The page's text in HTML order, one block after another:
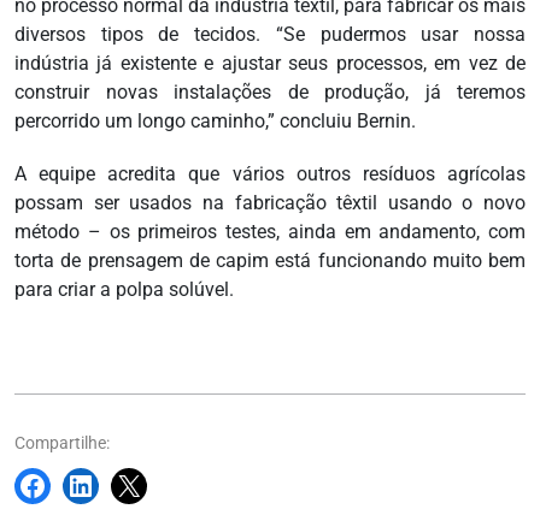
no processo normal da indústria têxtil, para fabricar os mais
diversos tipos de tecidos. “Se pudermos usar nossa
indústria já existente e ajustar seus processos, em vez de
construir novas instalações de produção, já teremos
percorrido um longo caminho,” concluiu Bernin.
A equipe acredita que vários outros resíduos agrícolas
possam ser usados na fabricação têxtil usando o novo
método – os primeiros testes, ainda em andamento, com
torta de prensagem de capim está funcionando muito bem
para criar a polpa solúvel.
Compartilhe: